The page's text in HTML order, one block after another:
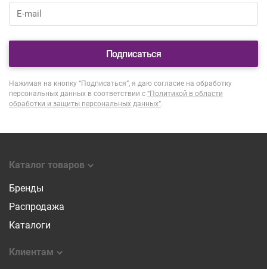
Подписаться
Нажимая на кнопку “Подписаться”, я даю согласие на обработку
персональных данных в соответствии с “Политикой в области
обработки и защиты персональных данных”.
Каталог товаров
Бренды
Распродажа
Каталоги
Клиентам